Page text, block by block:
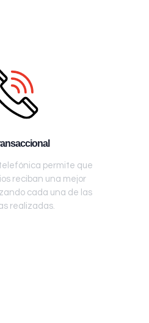
permite que
reciban una mejor
cada una de las
realizadas.